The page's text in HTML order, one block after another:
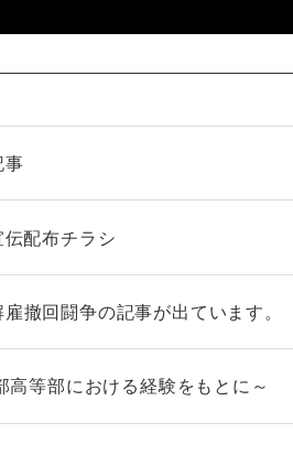
事
配布チラシ
撤回闘争の記事が出ています。
等部における経験をもとに～